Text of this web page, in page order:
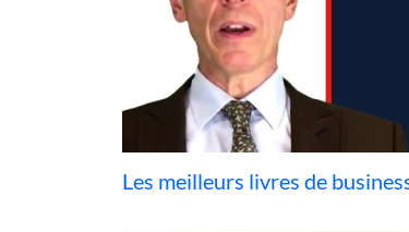
Les meilleurs livres de